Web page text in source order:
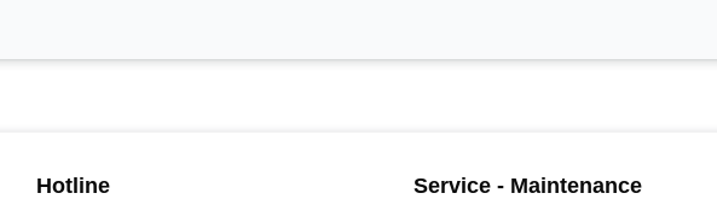
Hotline Service - Maintenance